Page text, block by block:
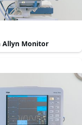
Allyn Monitor